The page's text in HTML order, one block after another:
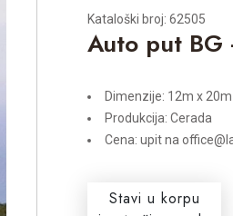
Kataloški broj: 62505
Auto put BG
Dimenzije: 12m x 20m
Produkcija: Cerada
Cena: upit na
Stavi u korpu